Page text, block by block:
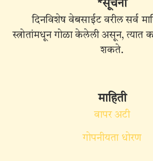
*सूचना
दिनविशेष वेबसाईट वरील सर्व
स्त्रोतांमधून गोळा केलेली असून, त्यात
शकते.
माहिती
वापर अटी
गोपनीयता धोरण